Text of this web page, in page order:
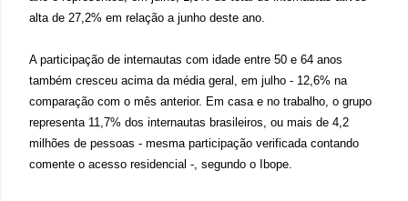
alta de 27,2% em relação a junho deste ano.
A participação de internautas com idade entre 50 e 64 anos
também cresceu acima da média geral, em julho - 12,6% na
comparação com o mês anterior. Em casa e no trabalho, o grupo
representa 11,7% dos internautas brasileiros, ou mais de 4,2
milhões de pessoas - mesma participação verificada contando
comente o acesso residencial -, segundo o Ibope.